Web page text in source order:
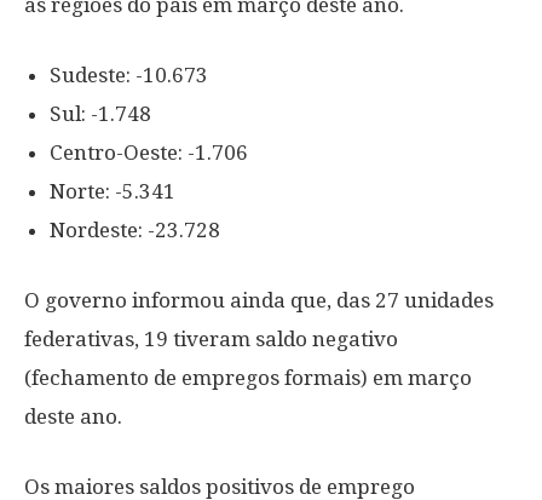
as regiões do país em março deste ano.
Sudeste: -10.673
Sul: -1.748
Centro-Oeste: -1.706
Norte: -5.341
Nordeste: -23.728
O governo informou ainda que, das 27 unidades
federativas, 19 tiveram saldo negativo
(fechamento de empregos formais) em março
deste ano.
Os maiores saldos positivos de emprego